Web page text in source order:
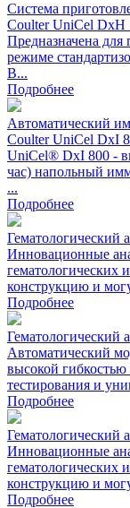
Система
Coulter UniCel DxH
Предназначена для
режиме
В...
Подробнее
Автоматический
Coulter UniCel DxI
UniCel® DxI 800 -
час) напольный
...
Подробнее
Гематологический
Инновационные
гематологических
конструкцию и
Подробнее
Гематологический
Автоматический
высокой гибкостью
тестирования и
Подробнее
Гематологический
Инновационные
гематологических
конструкцию и
Подробнее